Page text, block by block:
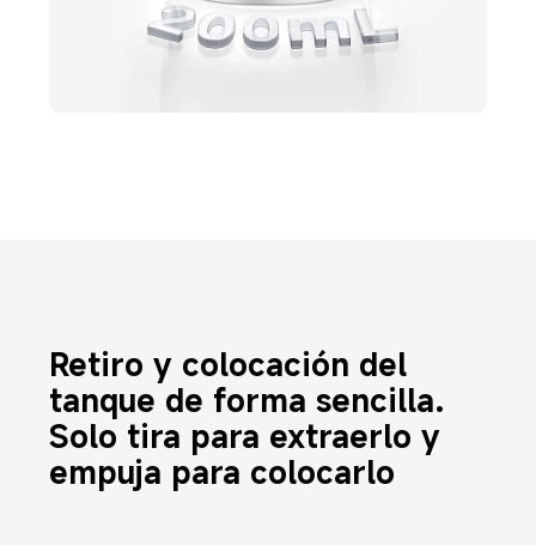
Retiro y colocación del
tanque de forma sencilla.
Solo tira para extraerlo y
empuja para colocarlo